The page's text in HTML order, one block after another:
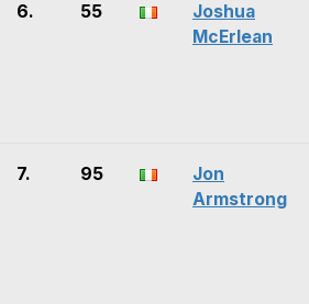
6. 55
Joshua
McErlean
7. 95
Jon
Armstrong